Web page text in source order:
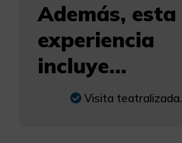
Además, esta
experiencia
incluye...
Visita teatralizada.